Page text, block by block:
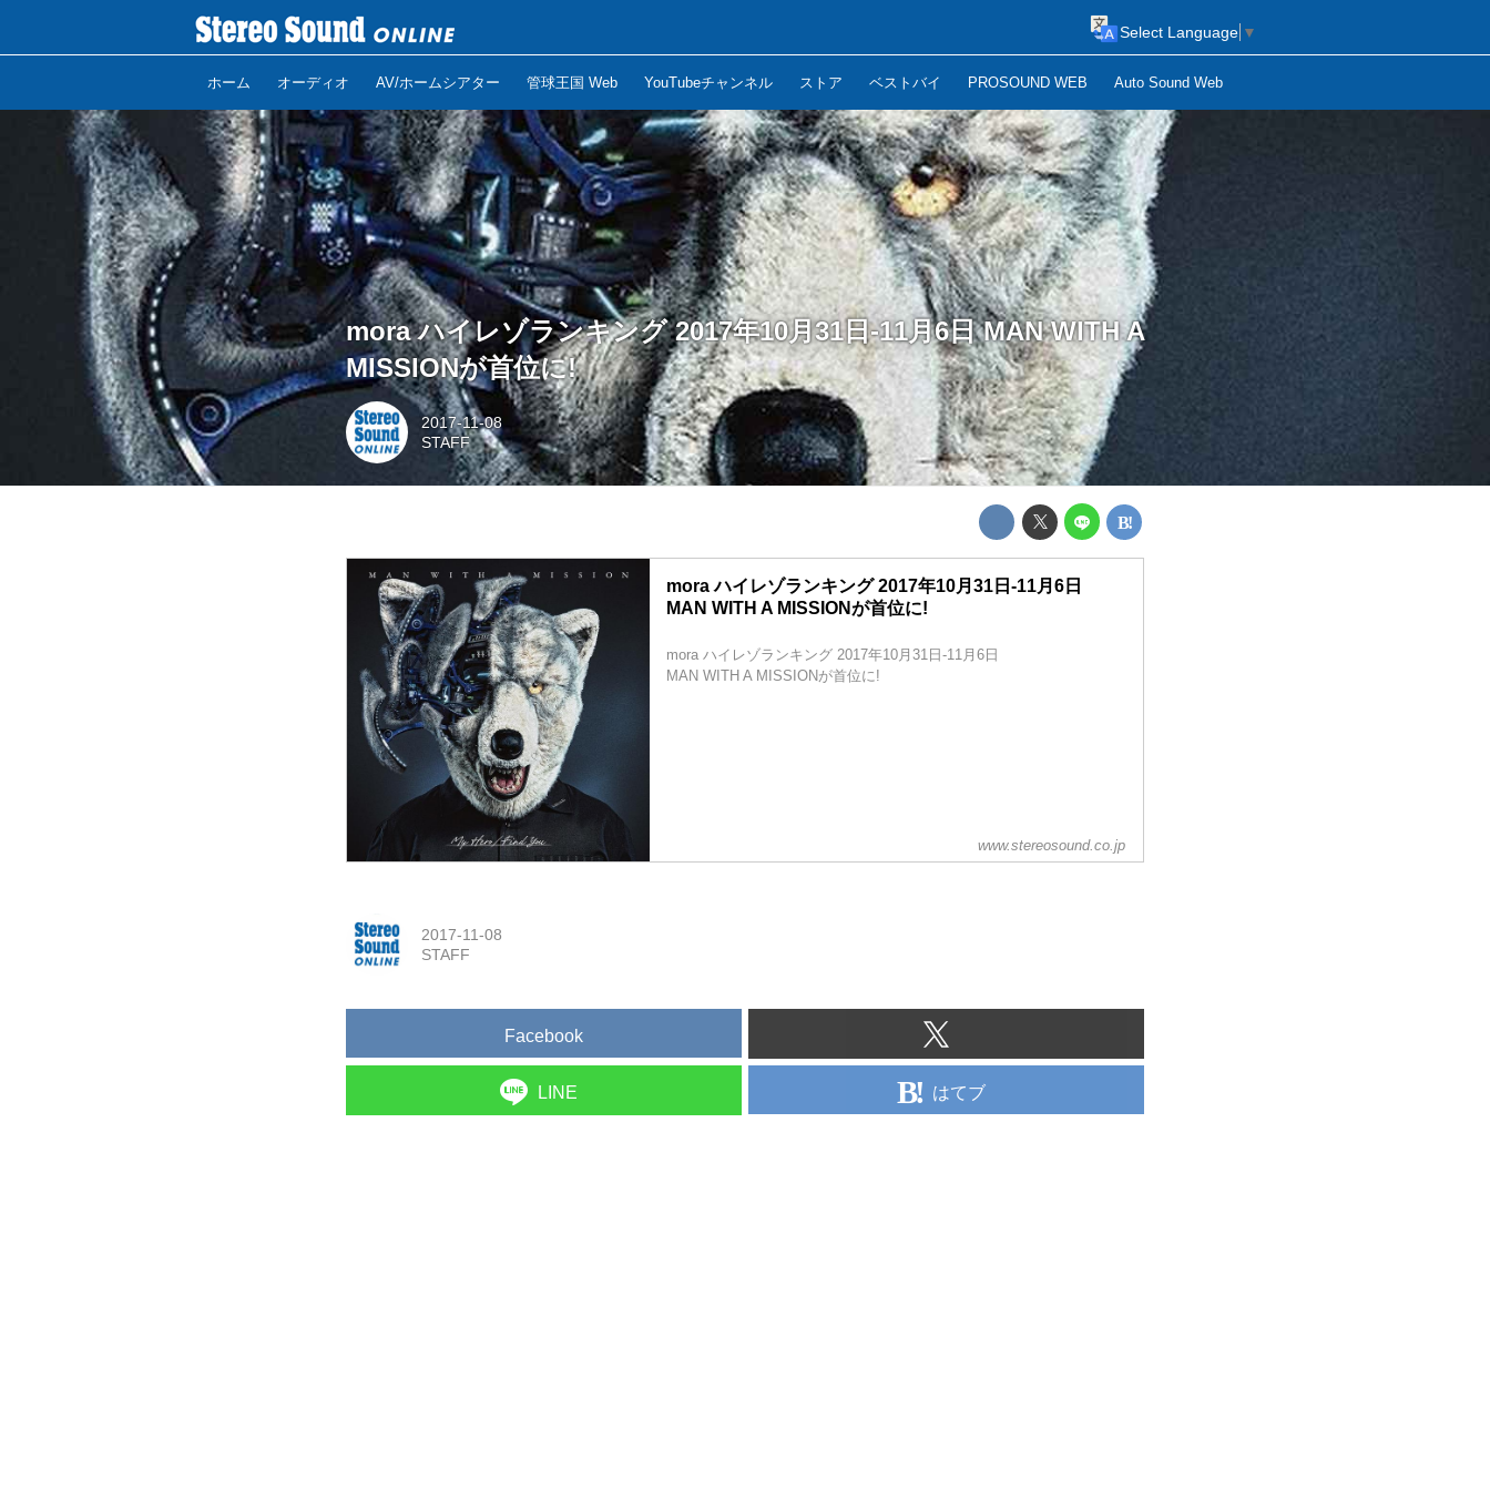
ホーム オーディオ AV/ホームシアター 管球王国 Web YouTubeチャンネル ストア ベストバイ PROSOUND WEB Auto Sound Web
Select Language ▼
mora ハイレゾランキング 2017年10月31日-11月6日 MAN WITH A
MISSIONが首位に!
2017-11-08
STAFF
mora ハイレゾランキング 2017年10月31日-11月6日
MAN WITH A MISSIONが首位に!
mora ハイレゾランキング 2017年10月31日-11月6日
MAN WITH A MISSIONが首位に!
www.stereosound.co.jp
2017-11-08
STAFF
Facebook
LINE はてブ